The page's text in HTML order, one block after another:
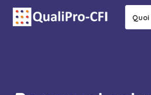
Quoi